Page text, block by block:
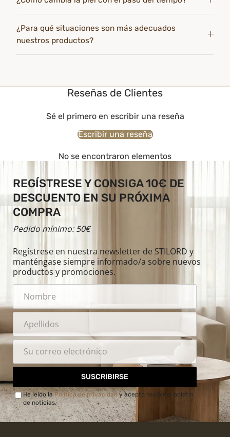
¿Para qué situaciones son más adecuados
nuestros productos?
Reseñas de Clientes
Sé el primero en escribir una reseña
Escribir una reseña
No se encontraron elementos
REGÍSTRESE Y CONSIGA 10€ DE
DESCUENTO EN SU PRÓXIMA
COMPRA
Pedido mínimo: 50€
Regístrese en nuestra newsletter de STILORD y
manténgase siempre informado/a sobre nuevos
productos y promociones.
SUSCRIBIRSE
He leído laPolítica de privacidady acepto recibir el boletín
de noticias.